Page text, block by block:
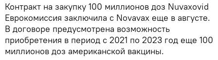
Контракт на закупку 100 миллионов доз Nuvaxovid
Еврокомиссия заключила с Novavax еще в августе.
В договоре предусмотрена возможность
приобретения в период с 2021 по 2023 год еще 100
миллионов доз американской вакцины.